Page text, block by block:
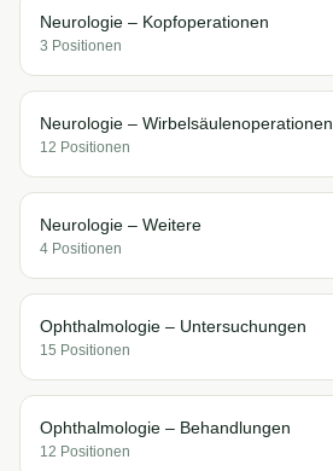
Neurologie – Kopfoperationen
3 Positionen
Neurologie – Wirbelsäulenoperationen
12 Positionen
Neurologie – Weitere
4 Positionen
Ophthalmologie – Untersuchungen
15 Positionen
Ophthalmologie – Behandlungen
12 Positionen